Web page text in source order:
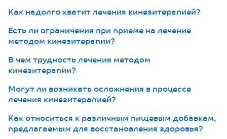
Как надолго хватит лечения кинезитерапией?
Есть ли ограничения при приеме на лечение
методом кинезитерапии?
В чем трудность лечения методом
кинезитерапии?
Могут ли возникать осложнения в процессе
лечения кинезитерапией?
Как относиться к различным пищевым добавкам,
предлагаемым для восстановления здоровья?